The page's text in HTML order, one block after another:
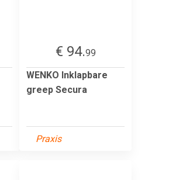
€ 94.99
WENKO Inklapbare
greep Secura
Praxis